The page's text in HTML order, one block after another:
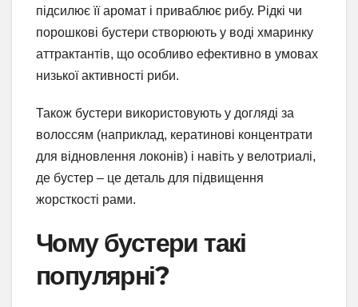
підсилює її аромат і приваблює рибу. Рідкі чи
порошкові бустери створюють у воді хмаринку
аттрактантів, що особливо ефективно в умовах
низької активності риби.
Також бустери використовують у догляді за
волоссям (наприклад, кератинові концентрати
для відновлення локонів) і навіть у велотриалі,
де бустер – це деталь для підвищення
жорсткості рами.
Чому бустери такі
популярні?